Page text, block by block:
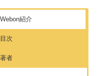
Webon紹介
目次
著者